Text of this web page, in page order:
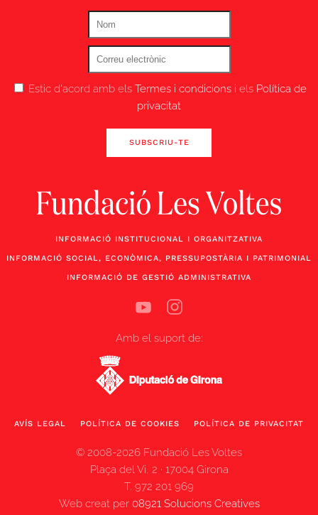
Estic d'acord amb els Termes i condicions i els Política de
privacitat
INFORMACIÓ INSTITUCIONAL I ORGANITZATIVA
INFORMACIÓ SOCIAL, ECONÒMICA, PRESSUPOSTÀRIA I PATRIMONIAL
INFORMACIÓ DE GESTIÓ ADMINISTRATIVA
Amb el suport de:
AVÍS LEGAL POLÍTICA DE COOKIES POLÍTICA DE PRIVACITAT
© 2008-2026 Fundació Les Voltes
Plaça del Vi, 2 · 17004 Girona
T. 972 201 969
Web creat per 08921 Solucions Creatives